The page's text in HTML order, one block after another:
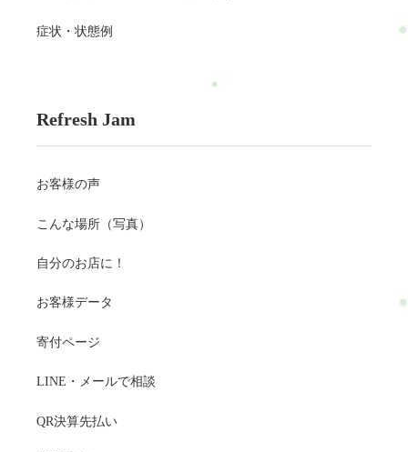
症状・状態例
Refresh Jam
お客様の声
こんな場所（写真）
自分のお店に！
お客様データ
寄付ページ
LINE・メールで相談
QR決算先払い